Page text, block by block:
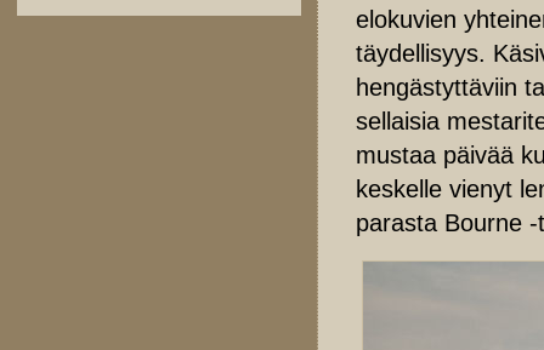
elokuvien
täydellisyys.
hengästyttäviin
sellaisia
mustaa päivää
keskelle vienyt
parasta Bourne